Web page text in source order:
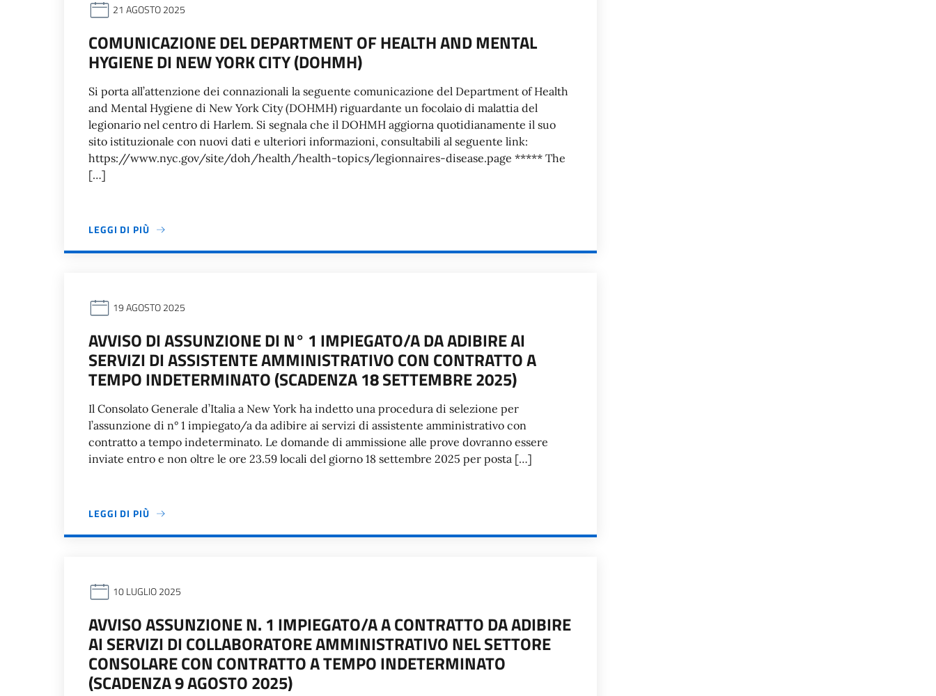
21 AGOSTO 2025
COMUNICAZIONE DEL DEPARTMENT OF HEALTH AND MENTAL
HYGIENE DI NEW YORK CITY (DOHMH)
Si porta all’attenzione dei connazionali la seguente comunicazione del Department of Health
and Mental Hygiene di New York City (DOHMH) riguardante un focolaio di malattia del
legionario nel centro di Harlem. Si segnala che il DOHMH aggiorna quotidianamente il suo
sito istituzionale con nuovi dati e ulteriori informazioni, consultabili al seguente link:
https://www.nyc.gov/site/doh/health/health-topics/legionnaires-disease.page ***** The
[…]
LEGGI DI PIÙ
19 AGOSTO 2025
AVVISO DI ASSUNZIONE DI N° 1 IMPIEGATO/A DA ADIBIRE AI
SERVIZI DI ASSISTENTE AMMINISTRATIVO CON CONTRATTO A
TEMPO INDETERMINATO (SCADENZA 18 SETTEMBRE 2025)
Il Consolato Generale d’Italia a New York ha indetto una procedura di selezione per
l’assunzione di n° 1 impiegato/a da adibire ai servizi di assistente amministrativo con
contratto a tempo indeterminato. Le domande di ammissione alle prove dovranno essere
inviate entro e non oltre le ore 23.59 locali del giorno 18 settembre 2025 per posta […]
LEGGI DI PIÙ
10 LUGLIO 2025
AVVISO ASSUNZIONE N. 1 IMPIEGATO/A A CONTRATTO DA ADIBIRE
AI SERVIZI DI COLLABORATORE AMMINISTRATIVO NEL SETTORE
CONSOLARE CON CONTRATTO A TEMPO INDETERMINATO
(SCADENZA 9 AGOSTO 2025)